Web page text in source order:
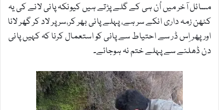
مسائل آخر میں اُن ہی کے گلے پڑتے ہیں کیونکہ پانی لانے کی یہ
کٹھن زمہ داری انکے سر ہے، پہلے پانی بھر کر،سر پر لاد کر گھر لانا
اورپھر اِس ڈر سے احتیاط سے پانی کو استعمال کرنا کہ کہیں پانی
دن ڈھلنے سے پہلے ختم نہ ہوجائے۔